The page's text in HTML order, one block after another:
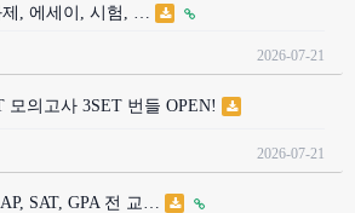
제, 에세이, 시험, …
2026-07-21
의고사 3SET 번들 OPEN!
2026-07-21
SAT, GPA 전 교…